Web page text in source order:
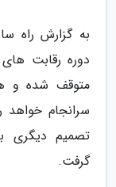
به گزارش راه
دوره رقابت
متوقف شده و
سرانجام خواهد
تصمیم دیگری
گرفت.